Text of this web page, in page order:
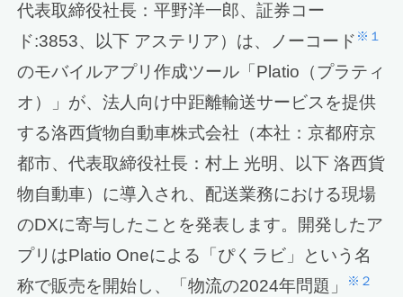
代表取締役社長：平野洋一郎、証券コー
ド:3853、以下 アステリア）は、ノーコード ※１
のモバイルアプリ作成ツール「Platio（プラティ
オ）」が、法人向け中距離輸送サービスを提供
する洛西貨物自動車株式会社（本社：京都府京
都市、代表取締役社長：村上 光明、以下 洛西貨
物自動車）に導入され、配送業務における現場
のDXに寄与したことを発表します。開発したア
プリはPlatio Oneによる「ぴくラビ」という名
称で販売を開始し、「物流の2024年問題」
※２